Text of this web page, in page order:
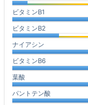
ビタミンB1
ビタミンB2
ナイアシン
ビタミンB6
葉酸
パントテン酸